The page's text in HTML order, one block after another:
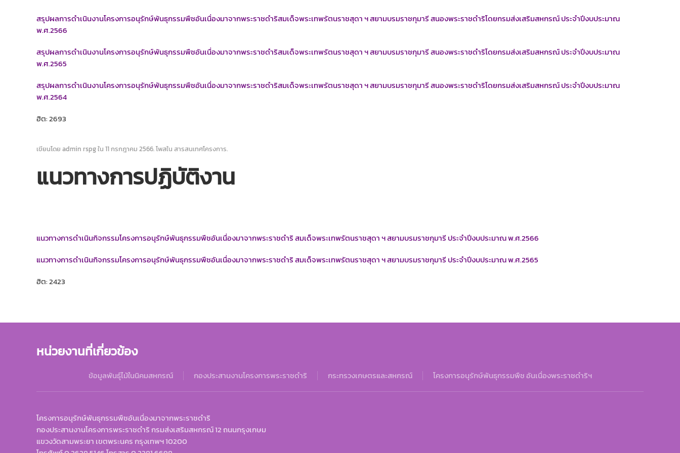
สรุปผลการดำเนินงานโครงการอนุรักษ์พันธุกรรมพืชอันเนื่องมาจากพระราชดำริสมเด็จพระเทพรัตนราชสุดา ฯ สยามบรมราชกุมารี สนองพระราชดำริโดยกรมส่งเสริมสหกรณ์ ประจำปีงบประมาณ
พ.ศ.2566
สรุปผลการดำเนินงานโครงการอนุรักษ์พันธุกรรมพืชอันเนื่องมาจากพระราชดำริสมเด็จพระเทพรัตนราชสุดา ฯ สยามบรมราชกุมารี สนองพระราชดำริโดยกรมส่งเสริมสหกรณ์ ประจำปีงบประมาณ
พ.ศ.2565
สรุปผลการดำเนินงานโครงการอนุรักษ์พันธุกรรมพืชอันเนื่องมาจากพระราชดำริสมเด็จพระเทพรัตนราชสุดา ฯ สยามบรมราชกุมารี สนองพระราชดำริโดยกรมส่งเสริมสหกรณ์ ประจำปีงบประมาณ
พ.ศ.2564
ฮิต: 2693
เขียนโดย admin rspg ใน 11 กรกฎาคม 2566. โพสใน สารสนเทศโครงการ.
แนวทางการปฏิบัติงาน
แนวทางการดำเนินกิจกรรมโครงการอนุรักษ์พันธุกรรมพืชอันเนื่องมาจากพระราชดำริ สมเด็จพระเทพรัตนราชสุดา ฯ สยามบรมราชกุมารี ประจำปีงบประมาณ พ.ศ.2566
แนวทางการดำเนินกิจกรรมโครงการอนุรักษ์พันธุกรรมพืชอันเนื่องมาจากพระราชดำริ สมเด็จพระเทพรัตนราชสุดา ฯ สยามบรมราชกุมารี ประจำปีงบประมาณ พ.ศ.2565
ฮิต: 2423
หน่วยงานที่เกี่ยวข้อง
ข้อมูลพันธุ์ไม้ในนิคมสหกรณ์ กองประสานงานโครงการพระราชดำริ กระทรวงเกษตรและสหกรณ์ โครงการอนุรักษ์พันธุกรรมพืช อันเนื่องพระราชดำริฯ
โครงการอนุรักษ์พันธุกรรมพืชอันเนื่องมาจากพระราชดำริ
กองประสานงานโครงการพระราชดำริ กรมส่งเสริมสหกรณ์ 12 ถนนกรุงเกษม
แขวงวัดสามพระยา เขตพระนคร กรุงเทพฯ 10200